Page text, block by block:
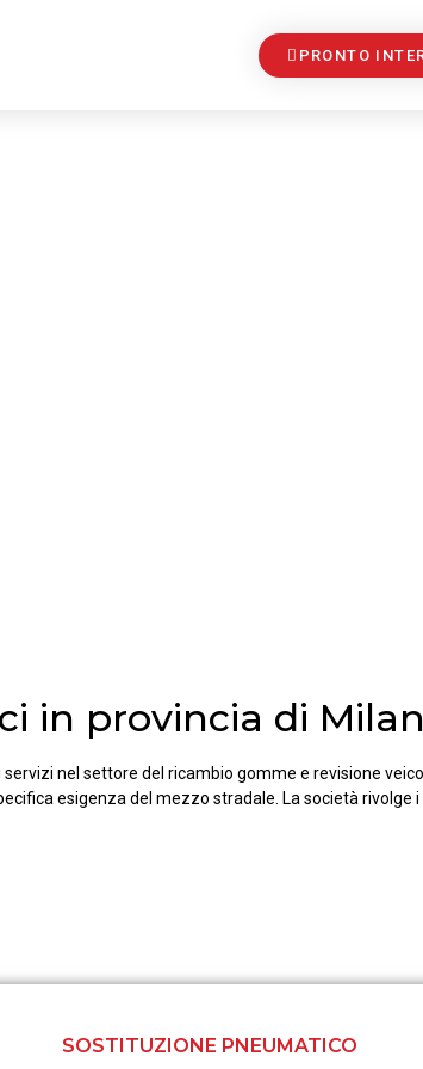
PRONTO
in provincia di
nel settore del ricambio gomme e revisione
esigenza del mezzo stradale. La società rivolge i
SOSTITUZIONE PNEUMATICO